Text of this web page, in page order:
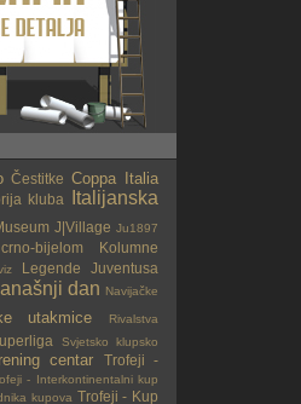
Čestitke Coppa Italia
kluba
Italijanska
J|Village Ju1897
bijelom Kolumne
Legende Juventusa
dan Navijačke
utakmice Rivalstva
Svjetsko klupsko
centar
Trofeji -
- Interkontinentalni kup
kupova Trofeji - Kup